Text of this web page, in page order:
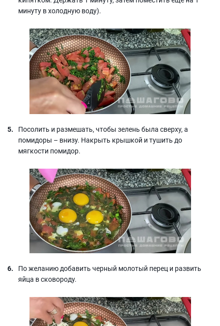
минуту в холодную воду).
Посолить и размешать, чтобы зелень была сверху, а
помидоры – внизу. Накрыть крышкой и тушить до
мягкости помидор.
По желанию добавить черный молотый перец и развить
яйца в сковороду.